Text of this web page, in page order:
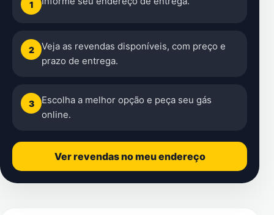
1
2
Veja as revendas disponíveis, com preço e
prazo de entrega.
3
Escolha a melhor opção e peça seu gás
online.
Ver revendas no meu endereço